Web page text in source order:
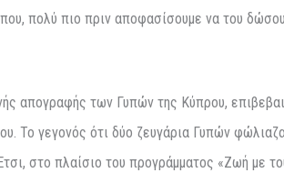
πολύ πιο πριν αποφασίσουμε να του
απογραφής των Γυπών της Κύπρου,
Το γεγονός ότι δύο ζευγάρια Γυπών
στο πλαίσιο του προγράμματος «Ζωή με